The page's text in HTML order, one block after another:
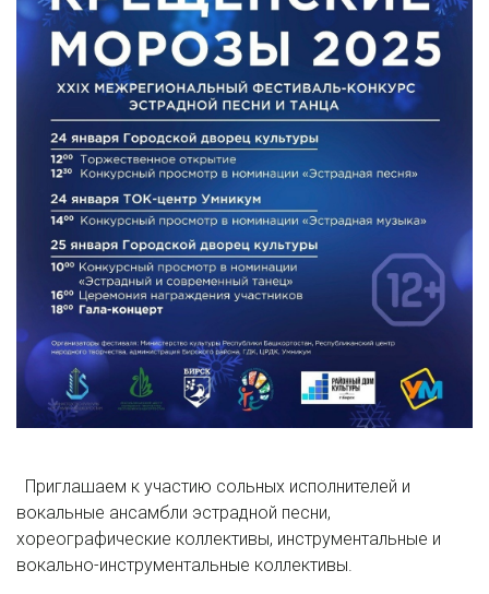
Приглашаем к участию сольных исполнителей и
вокальные ансамбли эстрадной песни,
хореографические коллективы, инструментальные и
вокально-инструментальные коллективы.